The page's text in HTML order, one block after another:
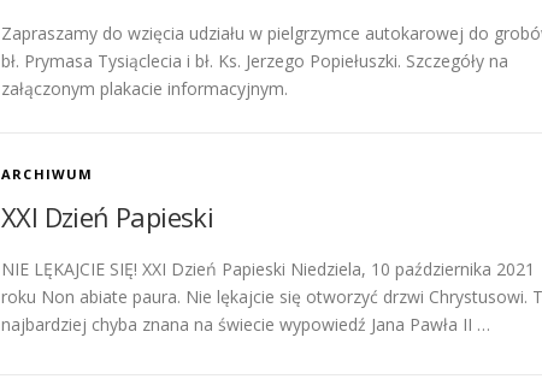
Zapraszamy do wzięcia udziału w pielgrzymce autokarowej do
bł. Prymasa Tysiąclecia i bł. Ks. Jerzego Popiełuszki. Szczegóły na
załączonym plakacie informacyjnym.
ARCHIWUM
XXI Dzień Papieski
NIE LĘKAJCIE SIĘ! XXI Dzień Papieski Niedziela, 10 października 2021
roku Non abiate paura. Nie lękajcie się otworzyć drzwi Chrystusowi.
najbardziej chyba znana na świecie wypowiedź Jana Pawła II …